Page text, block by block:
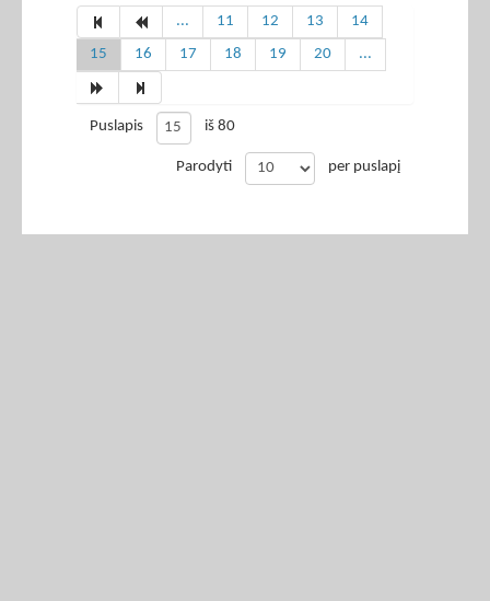
... 11 12 13
14
15
16 17 18 19 20 ...
Puslapis iš 80
Parodyti per puslapį